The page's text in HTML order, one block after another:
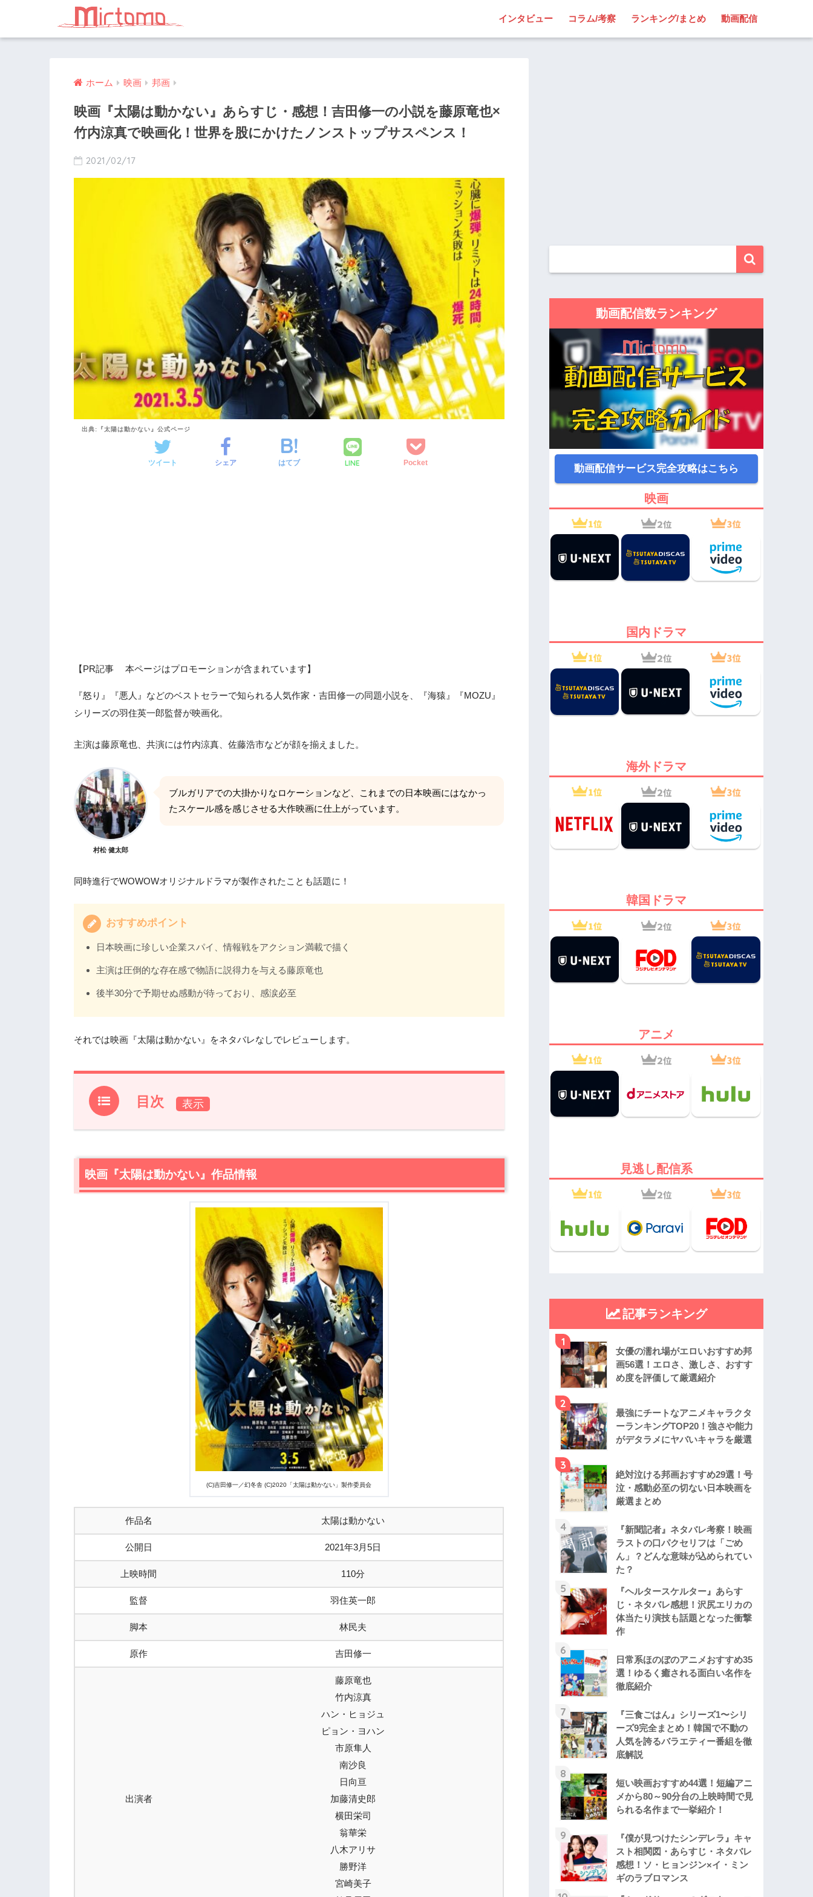
インタビュー コラム/考察 ランキング/まとめ 動画配信
ホーム 映画 邦画
映画『太陽は動かない』あらすじ・感想！吉田修一の小説を藤原竜也×
竹内涼真で映画化！世界を股にかけたノンストップサスペンス！
2021/02/17
出典:『太陽は動かない』公式ページ
ツイート シェア はてブ LINE Pocket
【PR記事 本ページはプロモーションが含まれています】
『怒り』『悪人』などのベストセラーで知られる人気作家・吉田修一の同題小説を、『海猿』『MOZU』
シリーズの羽住英一郎監督が映画化。
主演は藤原竜也、共演には竹内涼真、佐藤浩市などが顔を揃えました。
村松 健太郎
ブルガリアでの大掛かりなロケーションなど、これまでの日本映画にはなかっ
たスケール感を感じさせる大作映画に仕上がっています。
同時進行でWOWOWオリジナルドラマが製作されたことも話題に！
おすすめポイント
日本映画に珍しい企業スパイ、情報戦をアクション満載で描く
主演は圧倒的な存在感で物語に説得力を与える藤原竜也
後半30分で予期せぬ感動が待っており、感涙必至
それでは映画『太陽は動かない』をネタバレなしでレビューします。
目次
1.映画『太陽は動かない』作品情報
3. 映画『太陽は動かない』感想
3.1世界を股にかける壮大なスケール
藤原竜也と竹内涼真が、初共演にして最高のバディに
二転三転するストーリーと、24時間ごとに迫るタイムリミットの緊迫感
映画『太陽は動かない』あらすじ・感想まとめ
映画『太陽は動かない』作品情報
(C)吉田修一／幻冬舎 (C)2020「太陽は動かない」製作委員会
作品名 太陽は動かない
公開日 2021年3月5日
上映時間 110分
監督 羽住英一郎
脚本 林民夫
原作 吉田修一
出演者
藤原竜也
竹内涼真
ハン・ヒョジュ
ピョン・ヨハン
市原隼人
南沙良
日向亘
加藤清史郎
横田栄司
翁華栄
八木アリサ
勝野洋
宮崎美子
動画配信数ランキング
動画配信サービス完全攻略はこちら
映画
国内ドラマ
海外ドラマ
韓国ドラマ
アニメ
見逃し配信系
記事ランキング
1
女優の濡れ場がエロいおすすめ邦
画56選！エロさ、激しさ、おすす
め度を評価して厳選紹介
2
最強にチートなアニメキャラクタ
ーランキングTOP20！強さや能力
がデタラメにヤバいキャラを厳選
3
絶対泣ける邦画おすすめ29選！号
泣・感動必至の切ない日本映画を
厳選まとめ
4
『新聞記者』ネタバレ考察！映画
ラストの口パクセリフは「ごめ
ん」？どんな意味が込められてい
た？
5
『ヘルタースケルター』あらす
じ・ネタバレ感想！沢尻エリカの
体当たり演技も話題となった衝撃
作
6
日常系ほのぼのアニメおすすめ35
選！ゆるく癒される面白い名作を
徹底紹介
7
『三食ごはん』シリーズ1〜シリ
ーズ9完全まとめ！韓国で不動の
人気を誇るバラエティー番組を徹
底解説
8
短い映画おすすめ44選！短編アニ
メから80～90分台の上映時間で見
られる名作まで一挙紹介！
9
『僕が見つけたシンデレラ』キャ
スト相関図・あらすじ・ネタバレ
感想！ソ・ヒョンジン×イ・ミン
ギのラブロマンス